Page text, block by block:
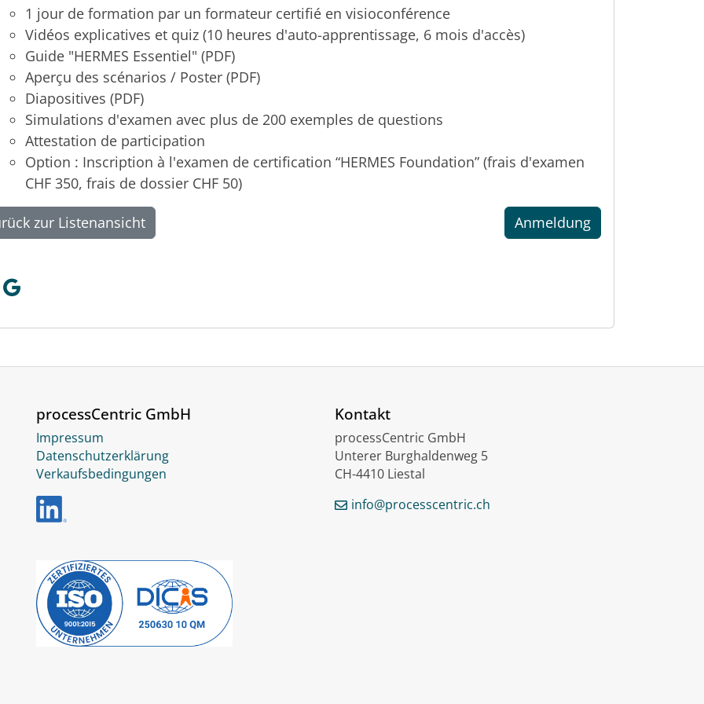
1 jour de formation par un formateur certifié en visioconférence
Vidéos explicatives et quiz (10 heures d'auto-apprentissage, 6 mois d'accès)
Guide "HERMES Essentiel" (PDF)
Aperçu des scénarios / Poster (PDF)
Diapositives (PDF)
Simulations d'examen avec plus de 200 exemples de questions
Attestation de participation
Option : Inscription à l'examen de certification “HERMES Foundation” (frais d'examen
CHF 350, frais de dossier CHF 50)
zur Listenansicht Anmeldung
processCentric GmbH
Impressum
Datenschutzerklärung
Verkaufsbedingungen
Kontakt
processCentric GmbH
Unterer Burghaldenweg 5
CH-4410 Liestal
info@processcentric.ch